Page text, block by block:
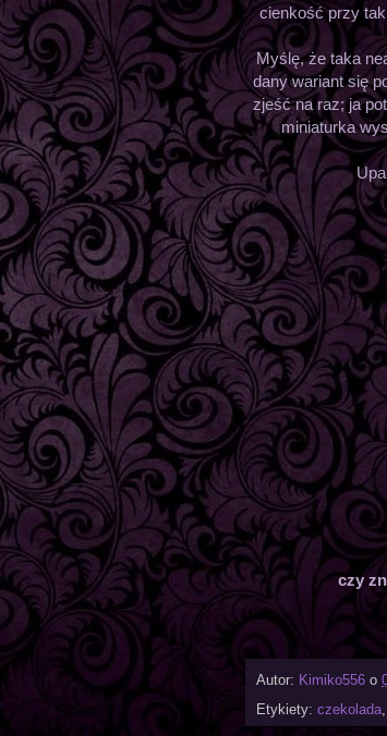
cienkość przy
Myślę, że taka
dany wariant się
zjeść na raz; ja
miniaturka
czy
Autor: Kimiko556 o
Etykiety: czekolada,